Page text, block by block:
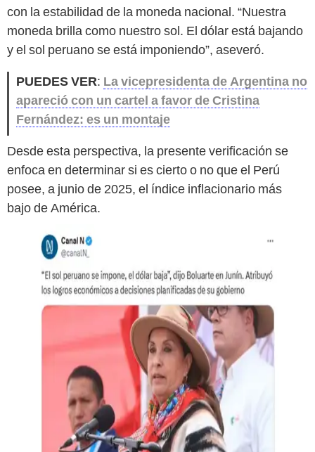
con la estabilidad de la moneda nacional. “Nuestra
moneda brilla como nuestro sol. El dólar está bajando
y el sol peruano se está imponiendo”, aseveró.
PUEDES VER: La vicepresidenta de Argentina no
apareció con un cartel a favor de Cristina
Fernández: es un montaje
Desde esta perspectiva, la presente verificación se
enfoca en determinar si es cierto o no que el Perú
posee, a junio de 2025, el índice inflacionario más
bajo de América.